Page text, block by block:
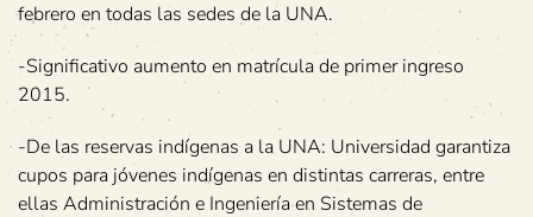
febrero en todas las sedes de la UNA.
-Significativo aumento en matrícula de primer ingreso
2015.
-De las reservas indígenas a la UNA: Universidad garantiza
cupos para jóvenes indígenas en distintas carreras, entre
ellas Administración e Ingeniería en Sistemas de